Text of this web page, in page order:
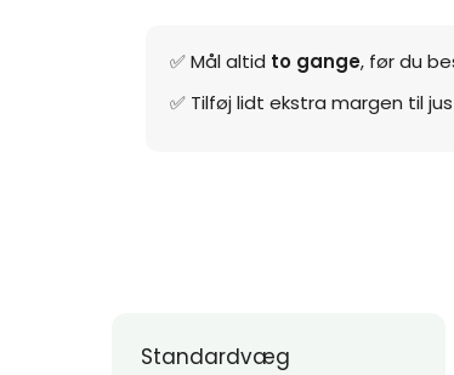
✅ Mål altid to gange, før du
✅ Tilføj lidt ekstra margen til
Standardvæg